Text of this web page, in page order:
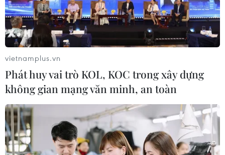
cung cấp dịch vụ 5G ở Anh và đề nghị cần nên xem
các đối tác như Mỹ, Australia phó như thế nào.
vietnamplus.vn
Phát huy vai trò KOL, KOC trong xây dựng
không gian mạng văn minh, an toàn